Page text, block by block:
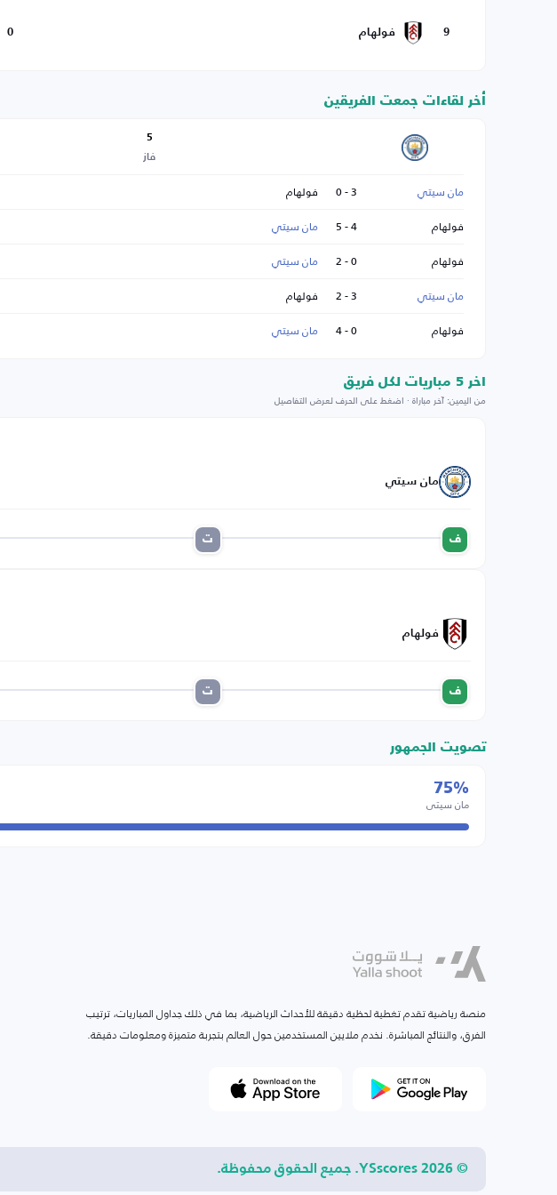
9 فولهام 0
أخر لقاءات جمعت الفريقين
5
فاز
مان سيتي 3 - 0 فولهام
فولهام
4 - 5 مان سيتي
فولهام
0 - 2 مان سيتي
مان سيتي
3 - 2 فولهام
فولهام
0 - 4 مان سيتي
اخر 5 مباريات لكل فريق
من اليمين: آخر مباراة · اضغط على الحرف لعرض التفاصيل
مان سيتي
ف ت
فولهام
ف ت
تصويت الجمهور
75%
مان سيتي
منصة رياضية تقدم تغطية لحظية دقيقة للأحداث الرياضية، بما في ذلك جداول المباريات، ترتيب
الفرق، والنتائج المباشرة. نخدم ملايين المستخدمين حول العالم بتجربة متميزة ومعلومات دقيقة.
© 2026 YSscores. جميع الحقوق محفوظة.